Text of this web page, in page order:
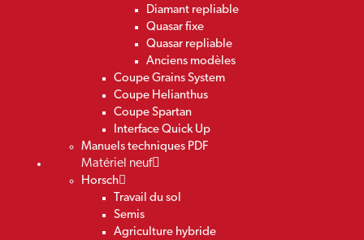
Diamant repliable
Quasar fixe
Quasar repliable
Anciens modèles
Coupe Grains System
Coupe Helianthus
Coupe Spartan
Interface Quick Up
Manuels techniques PDF
Matériel neuf
Horsch
Travail du sol
Semis
Agriculture hybride